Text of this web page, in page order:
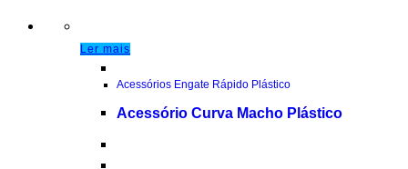
Ler mais
Acessórios Engate Rápido Plástico
Acessório Curva Macho Plástico